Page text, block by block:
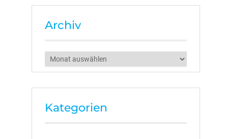
Archiv
Archiv
Kategorien